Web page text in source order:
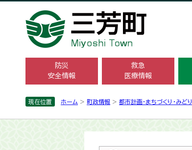
防災
安全情報
救急
医療情報
現在位置 ホーム > 町政情報 > 都市計画・まちづくり・みどり